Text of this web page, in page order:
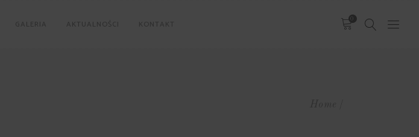
GALERIA AKTUALNOŚCI KONTAKT 0
Home